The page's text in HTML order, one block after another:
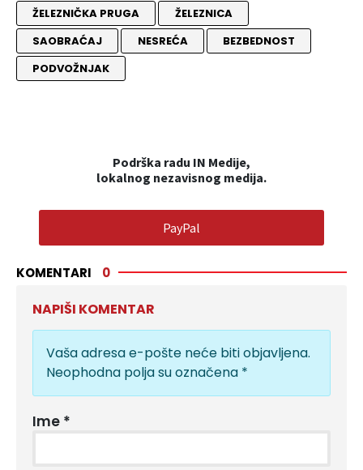
ŽELEZNIČKA PRUGA
ŽELEZNICA
SAOBRAĆAJ
NESREĆA
BEZBEDNOST
PODVOŽNJAK
Podrška radu IN Medije,
lokalnog nezavisnog medija.
PayPal
KOMENTARI 0
NAPIŠI KOMENTAR
Vaša adresa e-pošte neće biti objavljena.
Neophodna polja su označena *
Ime *